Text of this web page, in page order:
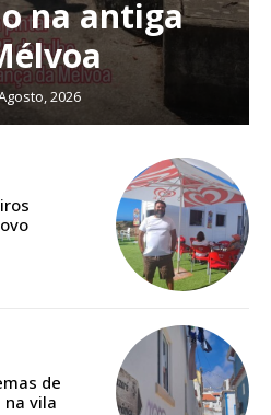
Exclusivos para
na antiga
2026
de
vila